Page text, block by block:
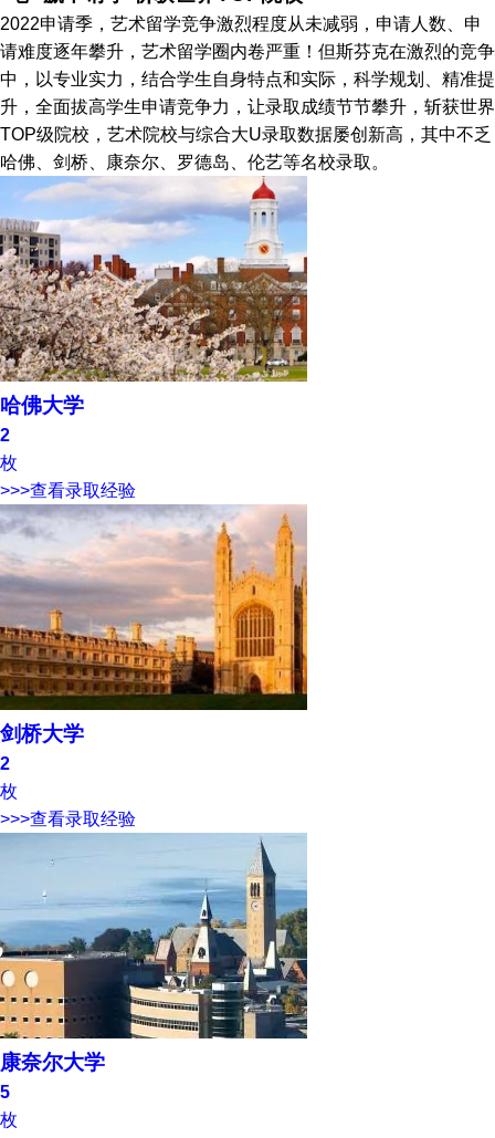
2022申请季，艺术留学竞争激烈程度从未减弱，申请人数、申
请难度逐年攀升，艺术留学圈内卷严重！但斯芬克在激烈的竞争
中，以专业实力，结合学生自身特点和实际，科学规划、精准提
升，全面拔高学生申请竞争力，让录取成绩节节攀升，斩获世界
TOP级院校，艺术院校与综合大U录取数据屡创新高，其中不乏
哈佛、剑桥、康奈尔、罗德岛、伦艺等名校录取。
哈佛大学
2
枚
>>>查看录取经验
剑桥大学
2
枚
>>>查看录取经验
康奈尔大学
5
枚